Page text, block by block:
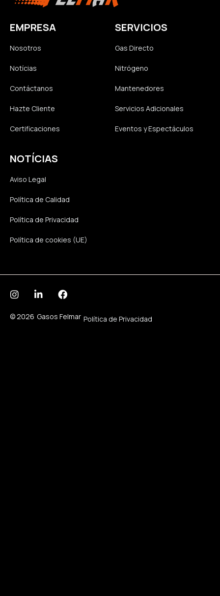
EMPRESA
Nosotros
Notícias
Contáctanos
Hazte Cliente
Certificaciones
SERVICIOS
Gas Directo
Nitrógeno
Mantenedores
Servicios Adicionales
Eventos y Espectáculos
NOTÍCIAS
Aviso Legal
Política de Calidad
Política de Privacidad
Política de cookies (UE)
© 2026 Gasos Felmar Política de Privacidad